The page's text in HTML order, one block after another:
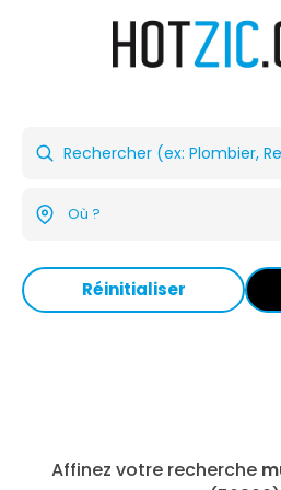
Réinitialiser
Affinez votre recherche